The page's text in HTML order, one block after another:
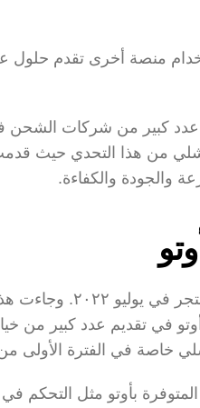
والجودة والكفاءة.
خاصة في الفترة الأولى من